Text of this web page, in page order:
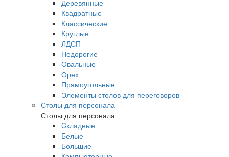
Деревянные
Квадратные
Классические
Круглые
ЛДСП
Недорогие
Овальные
Орех
Прямоугольные
Элементы столов для переговоров
Столы для персонала
Столы для персонала
Cкладные
Белые
Большие